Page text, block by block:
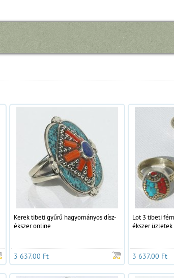
Kerek tibeti gyűrű hagyományos dísz-
ékszer online
3 637.00 Ft
Lot 3 tibeti
ékszer üzletek
3 637.00 Ft